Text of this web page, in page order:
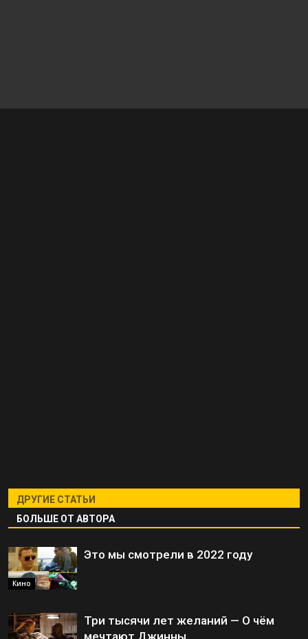
ДРУГИЕ СТАТЬИ
БОЛЬШЕ ОТ АВТОРА
Кино
Это мы смотрели в 2022 году
Три тысячи лет желаний — О чём
мечтают Джинны